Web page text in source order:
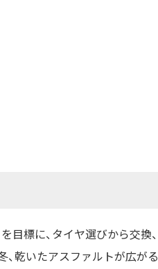
目標に、タイヤ選びから交換、
乾いたアスファルトが広がる